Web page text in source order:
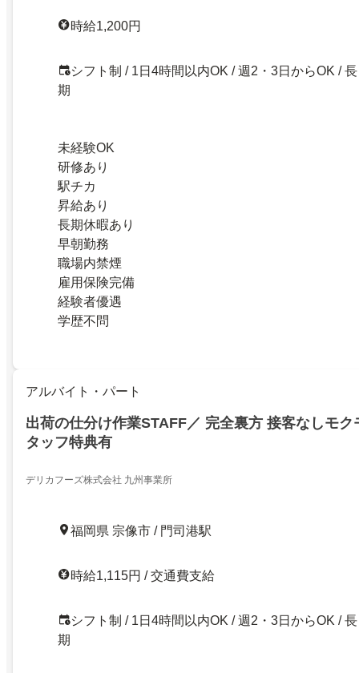
時給1,200円
シフト制 / 1日4時間以内OK / 週2・3日からOK / 長
期
未経験OK
研修あり
駅チカ
昇給あり
長期休暇あり
早朝勤務
職場内禁煙
雇用保険完備
経験者優遇
学歴不問
アルバイト・パート
出荷の仕分け作業STAFF／ 完全裏方 接客なしモク
タッフ特典有
デリカフーズ株式会社 九州事業所
福岡県 宗像市 / 門司港駅
時給1,115円 / 交通費支給
シフト制 / 1日4時間以内OK / 週2・3日からOK / 長
期